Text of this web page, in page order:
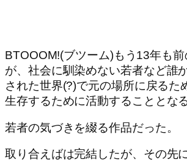
BTOOOM!(ブツーム)もう13年も
が、社会に馴染めない若者など誰
された世界(?)で元の場所に戻るた
生存するために活動することとなる
若者の気づきを綴る作品だった。
取り合えばは完結したが、その先